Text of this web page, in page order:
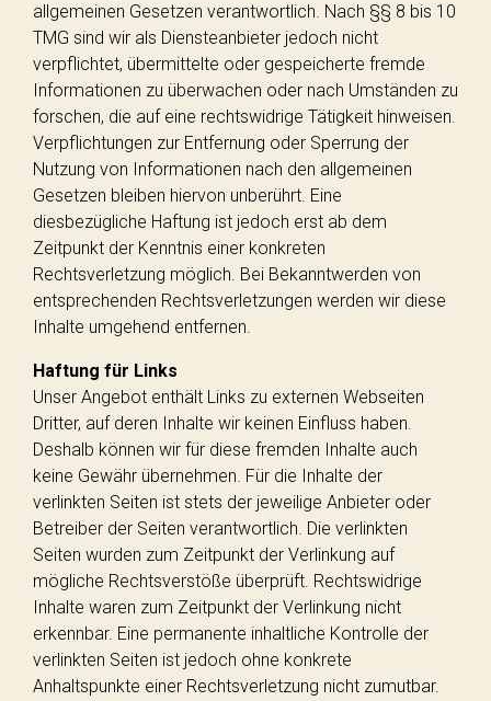
allgemeinen Gesetzen verantwortlich. Nach §§ 8 bis 10
TMG sind wir als Diensteanbieter jedoch nicht
verpflichtet, übermittelte oder gespeicherte fremde
Informationen zu überwachen oder nach Umständen zu
forschen, die auf eine rechtswidrige Tätigkeit hinweisen.
Verpflichtungen zur Entfernung oder Sperrung der
Nutzung von Informationen nach den allgemeinen
Gesetzen bleiben hiervon unberührt. Eine
diesbezügliche Haftung ist jedoch erst ab dem
Zeitpunkt der Kenntnis einer konkreten
Rechtsverletzung möglich. Bei Bekanntwerden von
entsprechenden Rechtsverletzungen werden wir diese
Inhalte umgehend entfernen.
Haftung für Links
Unser Angebot enthält Links zu externen Webseiten
Dritter, auf deren Inhalte wir keinen Einfluss haben.
Deshalb können wir für diese fremden Inhalte auch
keine Gewähr übernehmen. Für die Inhalte der
verlinkten Seiten ist stets der jeweilige Anbieter oder
Betreiber der Seiten verantwortlich. Die verlinkten
Seiten wurden zum Zeitpunkt der Verlinkung auf
mögliche Rechtsverstöße überprüft. Rechtswidrige
Inhalte waren zum Zeitpunkt der Verlinkung nicht
erkennbar. Eine permanente inhaltliche Kontrolle der
verlinkten Seiten ist jedoch ohne konkrete
Anhaltspunkte einer Rechtsverletzung nicht zumutbar.